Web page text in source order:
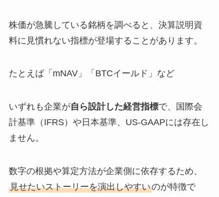
株価が急騰している銘柄を調べると、決算説明資
料に見慣れない指標が登場することがあります。
たとえば「mNAV」「BTCイールド」など
いずれも企業が自ら設計した経営指標で、国際会
計基準（IFRS）や日本基準、US-GAAPには存在し
ません。
数字の根拠や算定方法が企業側に依存するため、
見せたいストーリーを演出しやすいのが特徴で